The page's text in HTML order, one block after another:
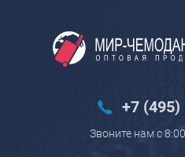
+7
Звоните нам с
Вход
Багаж